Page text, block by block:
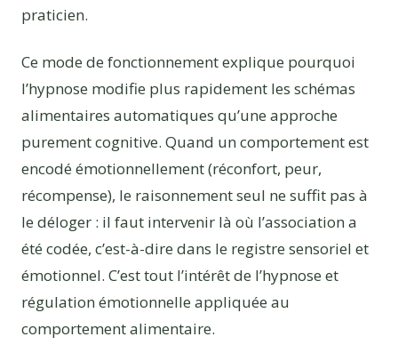
praticien.
Ce mode de fonctionnement explique pourquoi
l’hypnose modifie plus rapidement les schémas
alimentaires automatiques qu’une approche
purement cognitive. Quand un comportement est
encodé émotionnellement (réconfort, peur,
récompense), le raisonnement seul ne suffit pas à
le déloger : il faut intervenir là où l’association a
été codée, c’est-à-dire dans le registre sensoriel et
émotionnel. C’est tout l’intérêt de l’hypnose et
régulation émotionnelle appliquée au
comportement alimentaire.